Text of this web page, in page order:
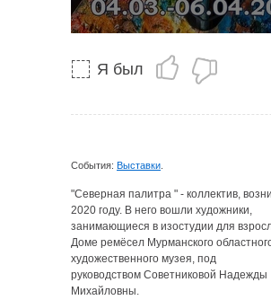
Я был
События: Выставки
"Северная палитра " - коллектив,
2020 году. В него вошли художники,
занимающиеся в изостудии для
Доме ремёсел Мурманского
художественного музея, под
руководством Советниковой Надежды
Михайловны.